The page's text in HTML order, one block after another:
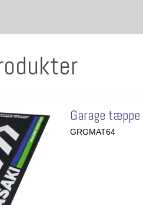
Garage
GRGMAT64